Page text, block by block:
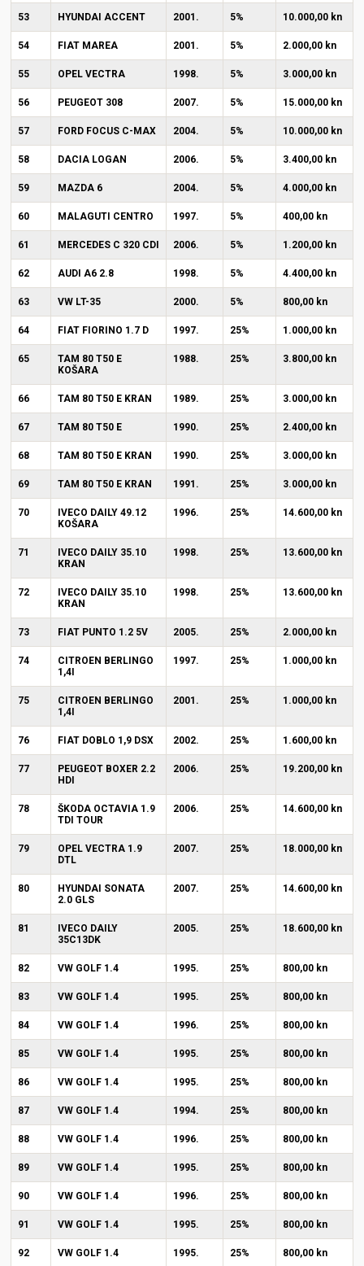
53 HYUNDAI ACCENT 2001. 5% 10.000,00 kn
54 FIAT MAREA 2001. 5% 2.000,00 kn
55 OPEL VECTRA 1998. 5% 3.000,00 kn
56 PEUGEOT 308 2007. 5% 15.000,00 kn
57 FORD FOCUS C-MAX 2004. 5% 10.000,00 kn
58 DACIA LOGAN 2006. 5% 3.400,00 kn
59 MAZDA 6 2004. 5% 4.000,00 kn
60 MALAGUTI CENTRO 1997. 5% 400,00 kn
61 MERCEDES C 320 CDI 2006. 5% 1.200,00 kn
62 AUDI A6 2.8 1998. 5% 4.400,00 kn
63 VW LT-35 2000. 5% 800,00 kn
64 FIAT FIORINO 1.7 D 1997. 25% 1.000,00 kn
65
TAM 80 T50 E
KOŠARA
1988. 25% 3.800,00 kn
66 TAM 80 T50 E KRAN 1989. 25% 3.000,00 kn
67 TAM 80 T50 E 1990. 25% 2.400,00 kn
68 TAM 80 T50 E KRAN 1990. 25% 3.000,00 kn
69 TAM 80 T50 E KRAN 1991. 25% 3.000,00 kn
70
IVECO DAILY 49.12
KOŠARA
1996. 25% 14.600,00 kn
71
IVECO DAILY 35.10
KRAN
1998. 25% 13.600,00 kn
72
IVECO DAILY 35.10
KRAN
1998. 25% 13.600,00 kn
73 FIAT PUNTO 1.2 5V 2005. 25% 2.000,00 kn
74
CITROEN BERLINGO
1,4I
1997. 25% 1.000,00 kn
75
CITROEN BERLINGO
1,4I
2001. 25% 1.000,00 kn
76 FIAT DOBLO 1,9 DSX 2002. 25% 1.600,00 kn
77
PEUGEOT BOXER 2.2
HDI
2006. 25% 19.200,00 kn
78
ŠKODA OCTAVIA 1.9
TDI TOUR
2006. 25% 14.600,00 kn
79
OPEL VECTRA 1.9
DTL
2007. 25% 18.000,00 kn
80
HYUNDAI SONATA
2.0 GLS
2007. 25% 14.600,00 kn
81
IVECO DAILY
35C13DK
2005. 25% 18.600,00 kn
82 VW GOLF 1.4 1995. 25% 800,00 kn
83 VW GOLF 1.4 1995. 25% 800,00 kn
84 VW GOLF 1.4 1996. 25% 800,00 kn
85 VW GOLF 1.4 1995. 25% 800,00 kn
86 VW GOLF 1.4 1995. 25% 800,00 kn
87 VW GOLF 1.4 1994. 25% 800,00 kn
88 VW GOLF 1.4 1996. 25% 800,00 kn
89 VW GOLF 1.4 1995. 25% 800,00 kn
90 VW GOLF 1.4 1996. 25% 800,00 kn
91 VW GOLF 1.4 1995. 25% 800,00 kn
92 VW GOLF 1.4 1995. 25% 800,00 kn